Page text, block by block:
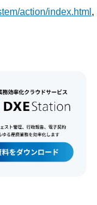
action/index.html ,